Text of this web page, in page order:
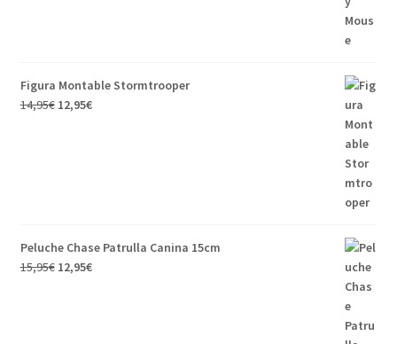
Figura Montable Stormtrooper
14,95€ El
12,95€El
Peluche Chase Patrulla Canina 15cm
15,95€ El
12,95€El